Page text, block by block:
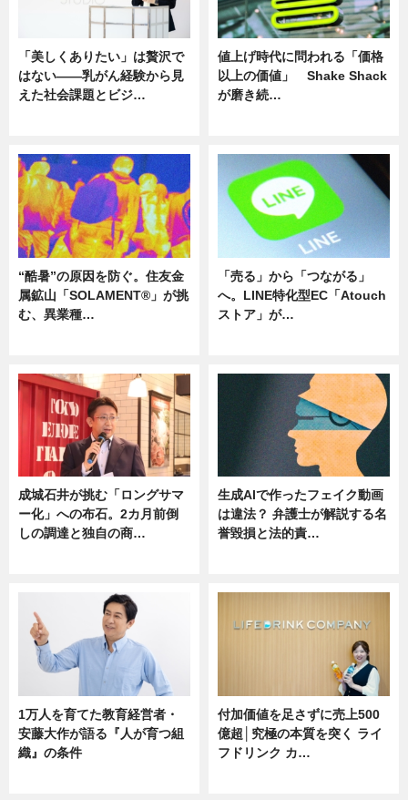
「美しくありたい」は贅沢で
はない――乳がん経験から見
えた社会課題とビジ…
値上げ時代に問われる「価格
以上の価値」 Shake Shack
が磨き続…
“酷暑”の原因を防ぐ。住友金
属鉱山「SOLAMENT®」が挑
む、異業種…
「売る」から「つながる」
へ。LINE特化型EC「Atouch
ストア」が…
成城石井が挑む「ロングサマ
ー化」への布石。2カ月前倒
しの調達と独自の商…
生成AIで作ったフェイク動画
は違法？ 弁護士が解説する名
誉毀損と法的責…
1万人を育てた教育経営者・
安藤大作が語る『人が育つ組
織』の条件
付加価値を足さずに売上500
億超│究極の本質を突く ライ
フドリンク カ…